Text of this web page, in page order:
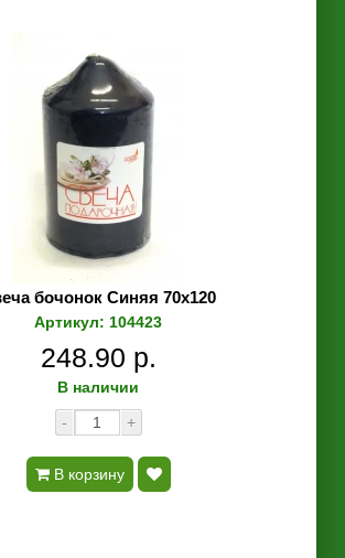
бочонок Синяя 70х120
Артикул: 104423
248.90 р.
В наличии
-
+
В корзину